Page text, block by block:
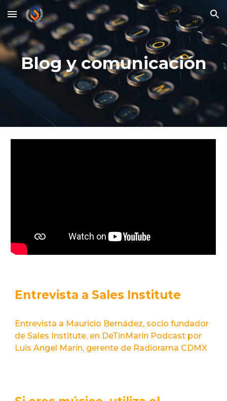
Skip to main content Skip to navigation
Blog y comunicación
Entrevista a Sales Institute
Entrevista a Mauricio Bernádez, socio fundador
de Sales Institute, en DeTinMarín Podcast por
Luis Angel Marín, gerente de Radiorama CDMX